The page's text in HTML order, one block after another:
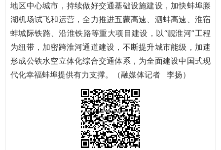
地区中心城市，持续做好交通基础设施建设，加快蚌埠滕
湖机场试飞和运营，全力推进五蒙高速、泗蚌高速、淮宿
蚌城际铁路、沿淮铁路等重大项目建设，以“靓淮河”工程
为纽带，加密跨淮河通道建设，不断提升城市能级，加速
形成公铁水空立体化综合交通体系，为全面建设中国式现
代化幸福蚌埠提供有力支撑。（融媒体记者 李扬）